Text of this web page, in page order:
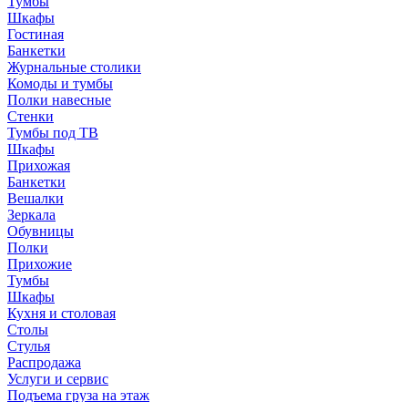
Шкафы
Гостиная
Банкетки
Журнальные столики
Комоды и тумбы
Полки навесные
Стенки
Тумбы под ТВ
Шкафы
Прихожая
Банкетки
Вешалки
Зеркала
Обувницы
Полки
Прихожие
Тумбы
Шкафы
Кухня и столовая
Столы
Стулья
Распродажа
Услуги и сервис
Подъема груза на этаж